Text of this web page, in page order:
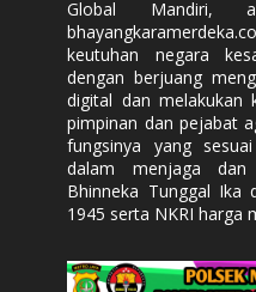
Global Mandiri,
keutuhan negara
dengan berjuang
digital dan melakukan
pimpinan dan pejabat
fungsinya yang
dalam menjaga dan
Bhinneka Tunggal Ika
1945 serta NKRI harga